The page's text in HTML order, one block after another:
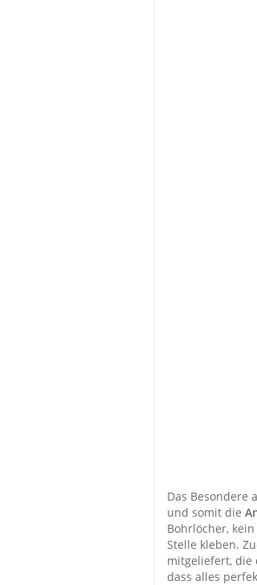
Das Besondere
und somit die
Bohrlöcher,
Stelle kleben.
mitgeliefert, die
dass alles